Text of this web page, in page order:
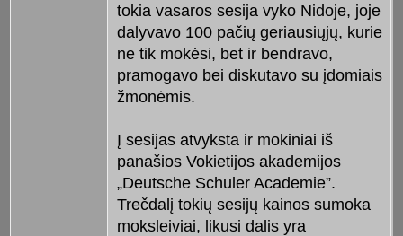
tokia vasaros sesija vyko Nidoje, joje
dalyvavo 100 pačių geriausiųjų, kurie
ne tik mokėsi, bet ir bendravo,
pramogavo bei diskutavo su įdomiais
žmonėmis.
Į sesijas atvyksta ir mokiniai iš
panašios Vokietijos akademijos
„Deutsche Schuler Academie”.
Trečdalį tokių sesijų kainos sumoka
moksleiviai, likusi dalis yra